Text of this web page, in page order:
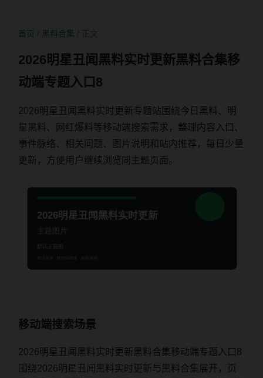
首页 黑料合集
2026明星丑闻黑料实时更新黑料合集移
动端专题入口8
2026明星丑闻黑料实时更新专题站围绕今日黑料、明
星黑料、网红爆料等移动端搜索需求，整理内容入口、
事件脉络、相关问题、图片说明和站内推荐，每日少量
更新，方便用户继续浏览同主题页面。
移动端搜索场景
2026明星丑闻黑料实时更新黑料合集移动端专题入口8
围绕2026明星丑闻黑料实时更新与黑料合集展开，页